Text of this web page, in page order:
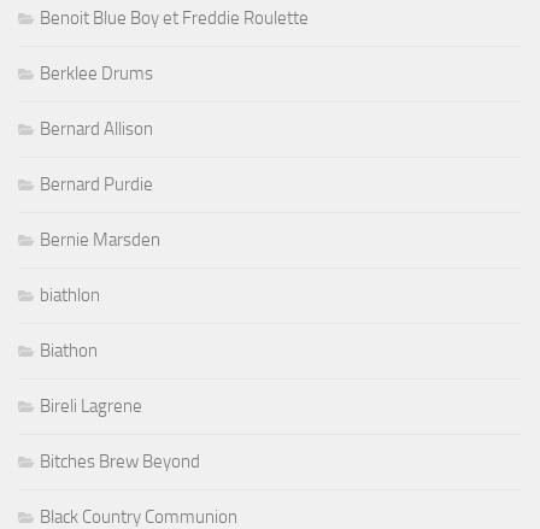
Benoit Blue Boy et Freddie Roulette
Berklee Drums
Bernard Allison
Bernard Purdie
Bernie Marsden
biathlon
Biathon
Bireli Lagrene
Bitches Brew Beyond
Black Country Communion